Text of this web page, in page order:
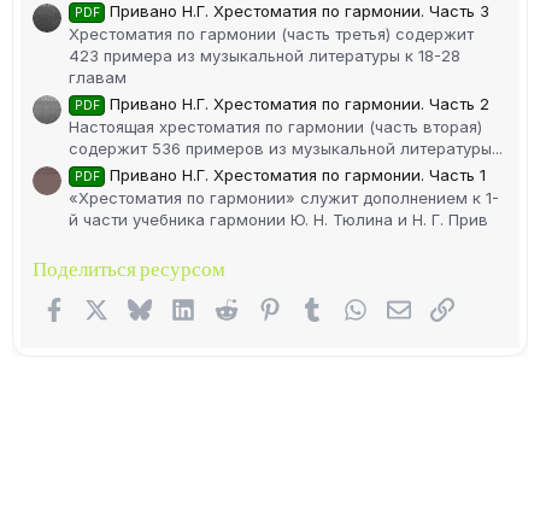
PDF
Привано Н.Г. Хрестоматия по гармонии. Часть 3
Хрестоматия по гармонии (часть третья) содержит
423 примера из музыкальной литературы к 18-28
главам
PDF
Привано Н.Г. Хрестоматия по гармонии. Часть 2
Настоящая хрестоматия по гармонии (часть вторая)
содержит 536 примеров из музыкальной литературы...
PDF
Привано Н.Г. Хрестоматия по гармонии. Часть 1
«Хрестоматия по гармонии» служит дополнением к 1-
й части учебника гармонии Ю. Н. Тюлина и Н. Г. Прив
Поделиться ресурсом
FacebookX (Twitter)
BlueskyLinkedIn
Reddit Pinterest
Tumblr WhatsApp
Электронная
Ссылка